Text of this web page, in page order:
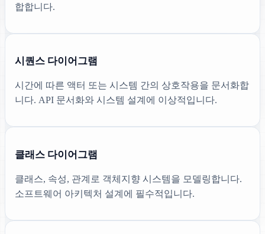
합합니다.
시퀀스 다이어그램
시간에 따른 액터 또는 시스템 간의 상호작용을 문서화합
니다. API 문서화와 시스템 설계에 이상적입니다.
클래스 다이어그램
클래스, 속성, 관계로 객체지향 시스템을 모델링합니다.
소프트웨어 아키텍처 설계에 필수적입니다.